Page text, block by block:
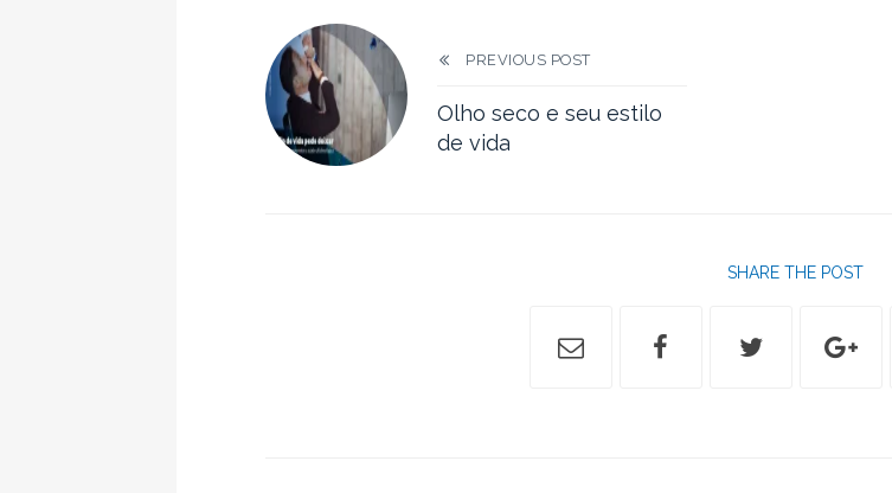
PREVIOUS POST
Olho seco e seu estilo
de vida
SHARE THE POST